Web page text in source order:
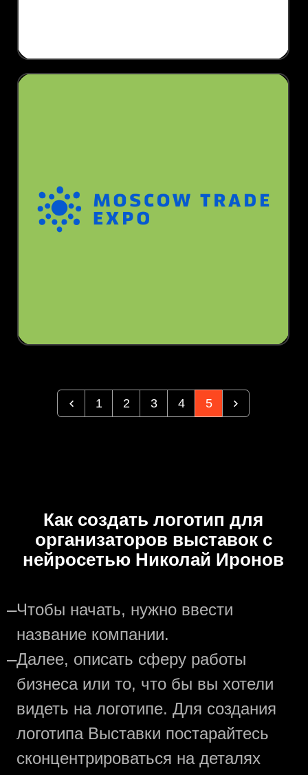
1 2 3 4 5
Как создать логотип для
организаторов выставок с
нейросетью Николай Иронов
—Чтобы начать, нужно ввести
название компании.
—Далее, описать сферу работы
бизнеса или то, что бы вы хотели
видеть на логотипе. Для создания
логотипа Выставки постарайтесь
сконцентрироваться на деталях